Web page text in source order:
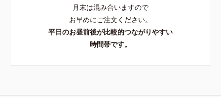
月末は混み合いますので
お早めにご注文ください。
平日のお昼前後が比較的つながりやすい
時間帯です。